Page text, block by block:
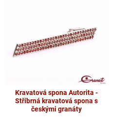
Kravatová spona Autorita -
Stříbrná kravatová spona s
českými granáty